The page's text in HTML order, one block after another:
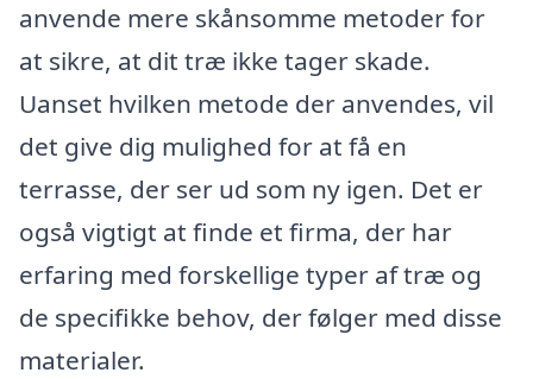
anvende mere skånsomme metoder for
at sikre, at dit træ ikke tager skade.
Uanset hvilken metode der anvendes, vil
det give dig mulighed for at få en
terrasse, der ser ud som ny igen. Det er
også vigtigt at finde et firma, der har
erfaring med forskellige typer af træ og
de specifikke behov, der følger med disse
materialer.